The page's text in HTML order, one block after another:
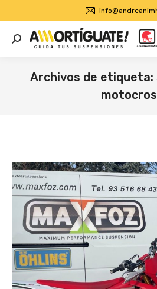
Buscar:
Archivos de etiqueta: